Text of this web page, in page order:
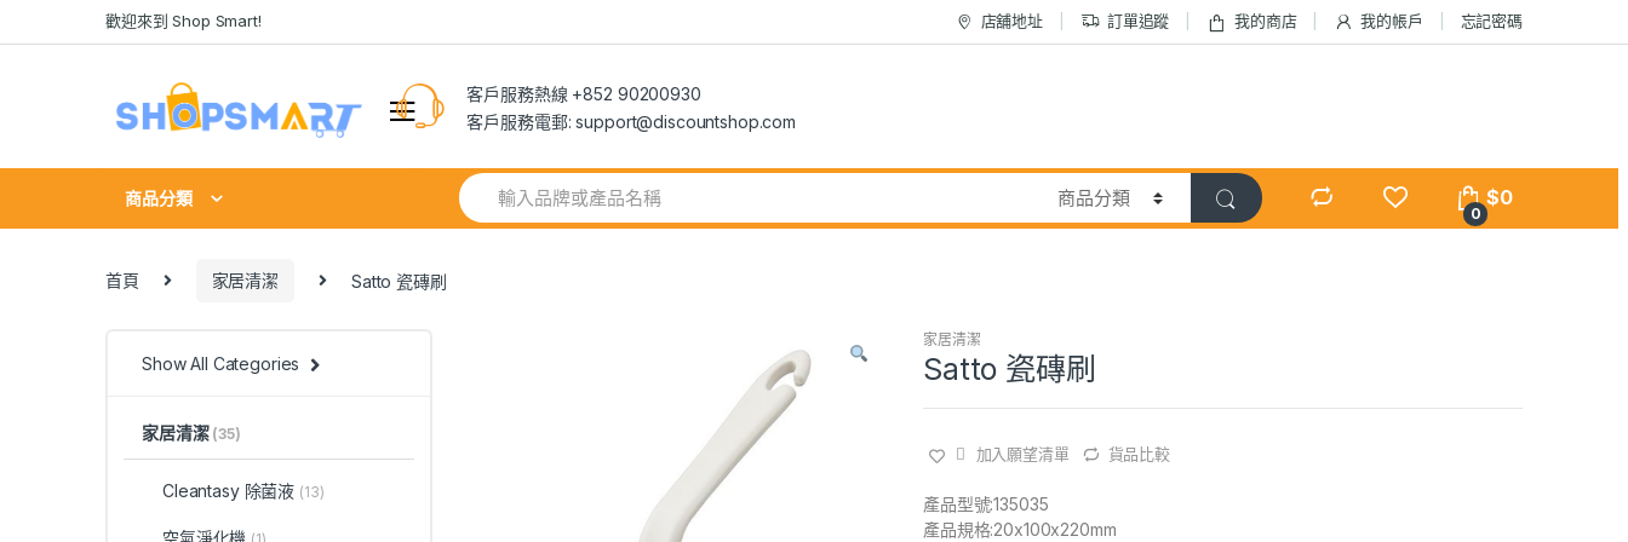
to
to
歡迎來到 Shop Smart! 店舖地址 訂單追蹤 我的商店 我的帳戶 忘記密碼
客戶服務熱線 +852 90200930
客戶服務電郵: support@discountshop.com
商品分類
Search
for:
0
$0
首頁 家居清潔 Satto 瓷磚刷
家居清潔
Satto 瓷磚刷
加入願望清單 貨品比較
產品型號:135035
產品規格:20x100x220mm
Show All Categories
家居清潔 (35)
Cleantasy 除菌液 (13)
空氣淨化機